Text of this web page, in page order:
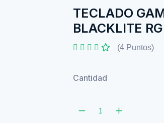
TECLADO
BLACKLITE
(4 Puntos)
Cantidad